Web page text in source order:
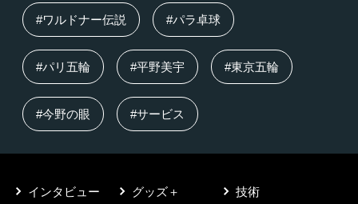
#ワルドナー伝説 #パラ卓球
#パリ五輪 #平野美宇 #東京五輪
#今野の眼 #サービス
インタビュー グッズ＋ 技術